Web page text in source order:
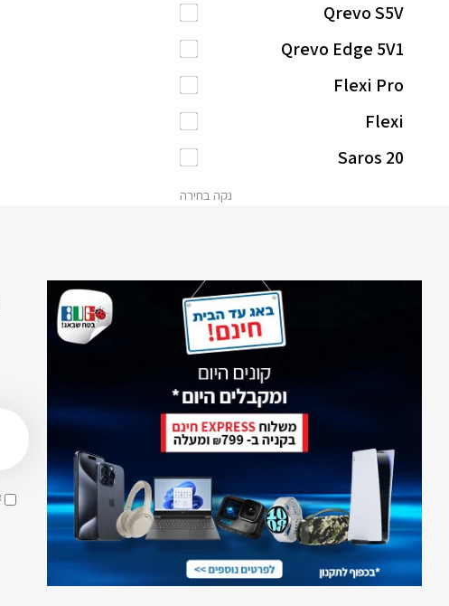
Qrevo S5V
Qrevo Edge 5V1
Flexi Pro
Flexi
Saros 20
נקה בחירה